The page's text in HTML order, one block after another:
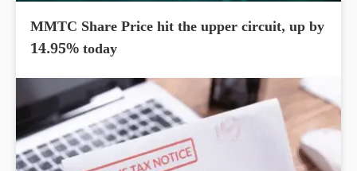
MMTC Share Price hit the upper circuit, up by
14.95% today